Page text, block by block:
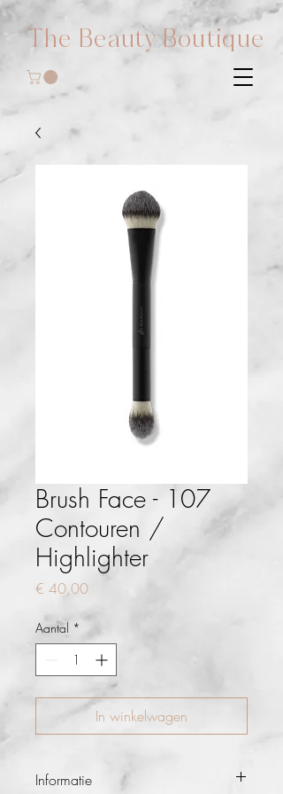
The Beauty Boutique
Brush Face - 107
Contouren /
Highlighter
€ 40,00Prijs
Aantal *
In winkelwagen
Informatie